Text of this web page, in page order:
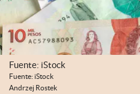
Fuente: iStock
Fuente: iStock
Andrzej Rostek